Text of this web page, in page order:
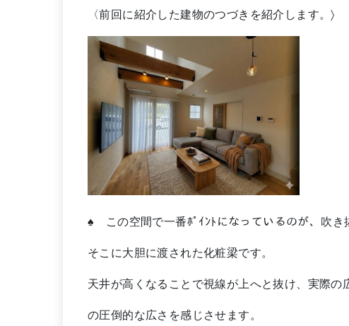
〈前回に紹介した建物のつづきを紹介します。〉
♠ この空間で一番ﾎﾟｲﾝﾄになっているのが、吹き
そこに大胆に渡された化粧梁です。
天井が高くなることで視線が上へと抜け、実際の
の圧倒的な広さを感じさせます。